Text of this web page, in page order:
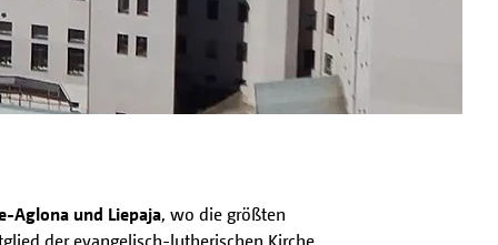
Aglona und Liepaja, wo die größten
der evangelisch-lutherischen Kirche,